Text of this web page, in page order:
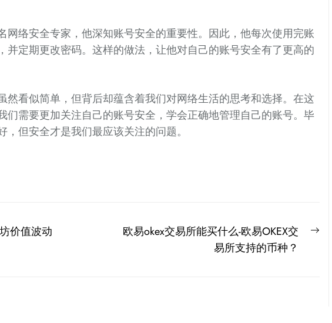
网络安全专家，他深知账号安全的重要性。因此，他每次使用完账
并定期更改密码。这样的做法，让他对自己的账号安全有了更高的
然看似简单，但背后却蕴含着我们对网络生活的思考和选择。在这
们需要更加关注自己的账号安全，学会正确地管理自己的账号。毕
，但安全才是我们最应该关注的问题。
价值波动
Next
欧易okex交易所能买什么-欧易OKEX交
易所支持的币种？